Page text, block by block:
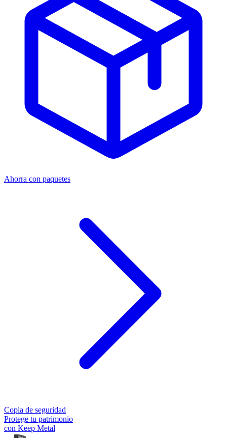
Ahorra con paquetes
Copia de seguridad
Protege tu patrimonio
con Keep Metal